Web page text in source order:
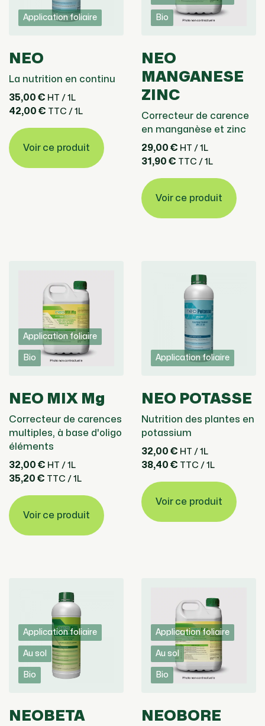
Application foliaire
NEO
La nutrition en continu
35,00 € HT / 1L
42,00 € TTC / 1L
Voir ce produit
Bio
NEO
MANGANESE
ZINC
Correcteur de carence
en manganèse et zinc
29,00 € HT / 1L
31,90 € TTC / 1L
Voir ce produit
Application foliaire
Bio
NEO MIX Mg
Correcteur de carences
multiples, à base d'oligo
éléments
32,00 € HT / 1L
35,20 € TTC / 1L
Voir ce produit
Application foliaire
NEO POTASSE
Nutrition des plantes en
potassium
32,00 € HT / 1L
38,40 € TTC / 1L
Voir ce produit
Application foliaire
Au sol
Bio
NEOBETA
Application foliaire
Au sol
Bio
NEOBORE